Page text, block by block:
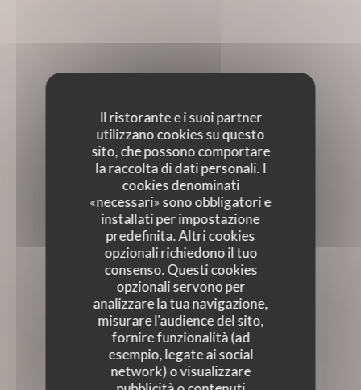
Il ristorante e i suoi partner
utilizzano cookies su questo
sito, che possono comportare
la raccolta di dati personali. I
cookies denominati
«necessari» sono obbligatori e
installati per impostazione
predefinita. Altri cookies
opzionali richiedono il tuo
consenso. Questi cookies
opzionali servono per
analizzare la tua navigazione,
misurare l'audience del sito,
fornire funzionalità (ad
esempio, legate ai social
network) o visualizzare